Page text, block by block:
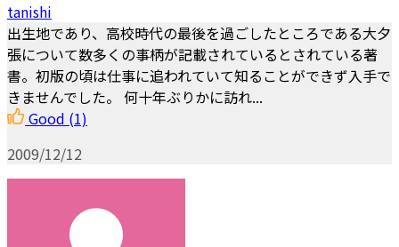
tanishi
出生地であり、高校時代の最後を過ごしたところである大夕
張について数多くの事柄が記載されているとされている著
書。初版の頃は仕事に追われていて知ることができず入手で
きませんでした。 何十年ぶりかに訪れ...
Good (1)
2009/12/12